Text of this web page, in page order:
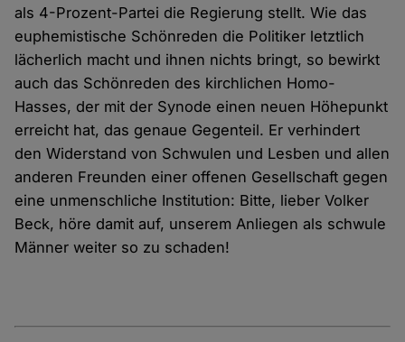
als 4-Prozent-Partei die Regierung stellt. Wie das
euphemistische Schönreden die Politiker letztlich
lächerlich macht und ihnen nichts bringt, so bewirkt
auch das Schönreden des kirchlichen Homo-
Hasses, der mit der Synode einen neuen Höhepunkt
erreicht hat, das genaue Gegenteil. Er verhindert
den Widerstand von Schwulen und Lesben und allen
anderen Freunden einer offenen Gesellschaft gegen
eine unmenschliche Institution: Bitte, lieber Volker
Beck, höre damit auf, unserem Anliegen als schwule
Männer weiter so zu schaden!